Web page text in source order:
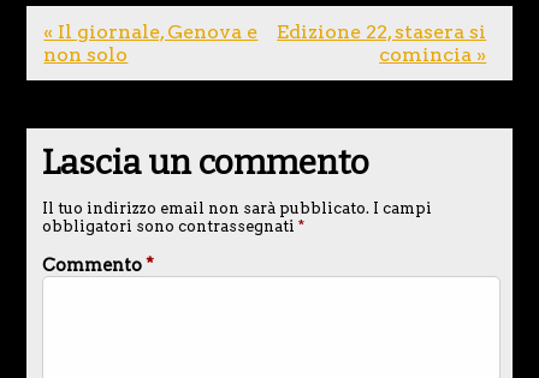
« Il giornale, Genova e
non solo
Edizione 22, stasera si
comincia »
Lascia un commento
Il tuo indirizzo email non sarà pubblicato. I campi
obbligatori sono contrassegnati *
Commento*